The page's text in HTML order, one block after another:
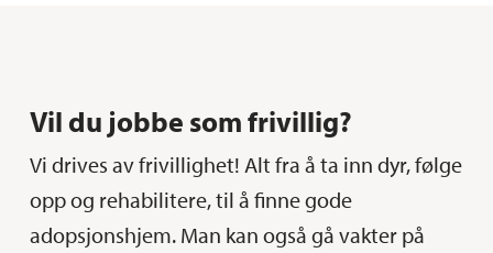
Vil du jobbe som frivillig?
Vi drives av frivillighet! Alt fra å ta inn dyr, følge
opp og rehabilitere, til å finne gode
adopsjonshjem. Man kan også gå vakter på